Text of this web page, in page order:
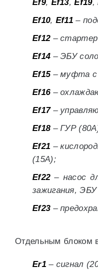
Ef9, Ef13,Ef19,
Ef10, Ef11 –
Ef12– стартер
Ef14 – ЭБУ
Ef15– муфта с
Ef16–
Ef17–
Ef18– ГУР
Ef21 –
(15А);
Ef22– насос
зажигания,
Ef23–
Отдельным блоком
Er1– сигнал